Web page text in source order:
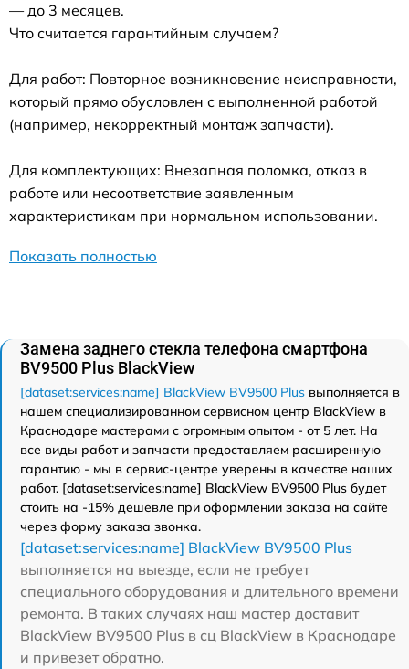
— до 3 месяцев.
Что считается гарантийным случаем?
Для работ: Повторное возникновение неисправности,
который прямо обусловлен с выполненной работой
(например, некорректный монтаж запчасти).
Для комплектующих: Внезапная поломка, отказ в
работе или несоответствие заявленным
характеристикам при нормальном использовании.
Показать полностью
Замена заднего стекла телефона смартфона
BV9500 Plus BlackView
[dataset:services:name] BlackView BV9500 Plus выполняется в
нашем специализированном сервисном центр BlackView в
Краснодаре мастерами с огромным опытом - от 5 лет. На
все виды работ и запчасти предоставляем расширенную
гарантию - мы в сервис-центре уверены в качестве наших
работ. [dataset:services:name] BlackView BV9500 Plus будет
стоить на -15% дешевле при оформлении заказа на сайте
через форму заказа звонка.
[dataset:services:name] BlackView BV9500 Plus
выполняется на выезде, если не требует
специального оборудования и длительного времени
ремонта. В таких случаях наш мастер доставит
BlackView BV9500 Plus в сц BlackView в Краснодаре
и привезет обратно.